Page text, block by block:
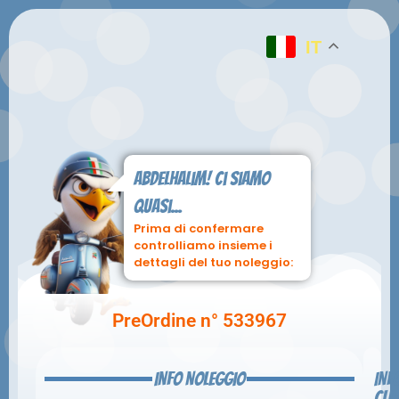
IT
Abdelhalim! ci siamo
quasi...
Prima di confermare
controlliamo insieme i
dettagli del tuo noleggio:
PreOrdine n° 533967
INFO NOLEGGIO